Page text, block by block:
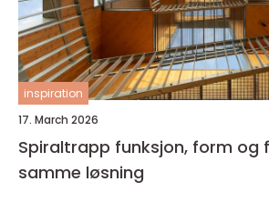
inspiration
17. March 2026
Spiraltrapp funksjon, form og fleksibilitet i
samme løsning